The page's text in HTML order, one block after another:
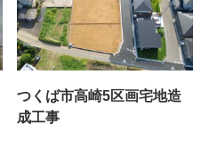
つくば市高崎5区画宅地造
成工事